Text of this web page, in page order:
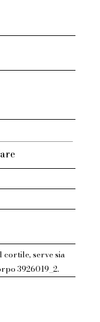
cortile, serve sia
3926019_2.